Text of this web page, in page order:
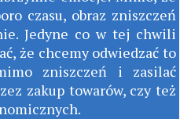
czasu, obraz zniszczeń
Jedyne co w tej chwili
że chcemy odwiedzać to
zniszczeń i zasilać
zakup towarów, czy też